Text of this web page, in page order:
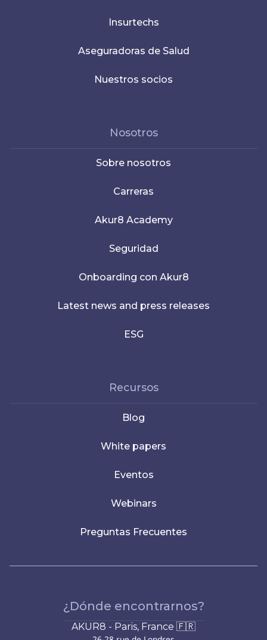
Insurtechs
Aseguradoras de Salud
Nuestros socios
Nosotros
Sobre nosotros
Carreras
Akur8 Academy
Seguridad
Onboarding con Akur8
Latest news and press releases
ESG
Recursos
Blog
White papers
Eventos
Webinars
Preguntas Frecuentes
¿Dónde encontrarnos?
AKUR8 - Paris, France 🇫🇷